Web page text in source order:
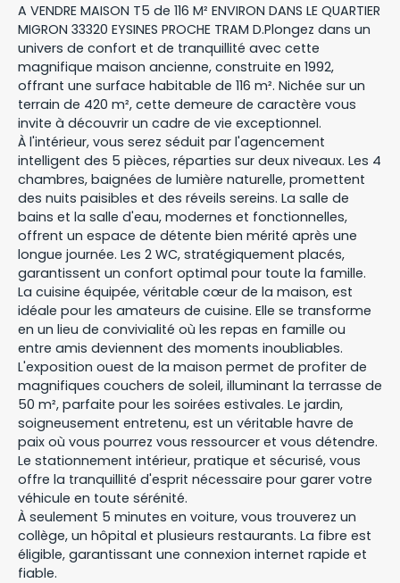
A VENDRE MAISON T5 de 116 M² ENVIRON DANS LE QUARTIER
MIGRON 33320 EYSINES PROCHE TRAM D.Plongez dans un
univers de confort et de tranquillité avec cette
magnifique maison ancienne, construite en 1992,
offrant une surface habitable de 116 m². Nichée sur un
terrain de 420 m², cette demeure de caractère vous
invite à découvrir un cadre de vie exceptionnel.
À l'intérieur, vous serez séduit par l'agencement
intelligent des 5 pièces, réparties sur deux niveaux. Les 4
chambres, baignées de lumière naturelle, promettent
des nuits paisibles et des réveils sereins. La salle de
bains et la salle d'eau, modernes et fonctionnelles,
offrent un espace de détente bien mérité après une
longue journée. Les 2 WC, stratégiquement placés,
garantissent un confort optimal pour toute la famille.
La cuisine équipée, véritable cœur de la maison, est
idéale pour les amateurs de cuisine. Elle se transforme
en un lieu de convivialité où les repas en famille ou
entre amis deviennent des moments inoubliables.
L'exposition ouest de la maison permet de profiter de
magnifiques couchers de soleil, illuminant la terrasse de
50 m², parfaite pour les soirées estivales. Le jardin,
soigneusement entretenu, est un véritable havre de
paix où vous pourrez vous ressourcer et vous détendre.
Le stationnement intérieur, pratique et sécurisé, vous
offre la tranquillité d'esprit nécessaire pour garer votre
véhicule en toute sérénité.
À seulement 5 minutes en voiture, vous trouverez un
collège, un hôpital et plusieurs restaurants. La fibre est
éligible, garantissant une connexion internet rapide et
fiable.